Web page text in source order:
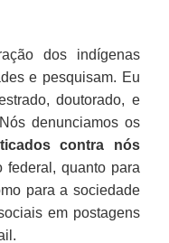
dos indígenas
e pesquisam. Eu
doutorado, e
denunciamos os
contra nós
federal, quanto para
para a sociedade
em postagens